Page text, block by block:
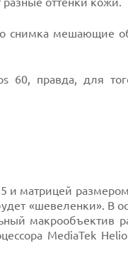
снимка мешающие
60, правда, для
матрицей
«шевеленки». В
макрообъектив
MediaTek